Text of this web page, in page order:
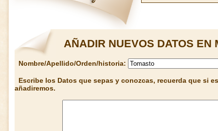
AÑADIR NUEVOS DATOS EN
Nombre/Apellido/Orden/historia:
Escribe los Datos que sepas y conozcas, recuerda que si
añadiremos.